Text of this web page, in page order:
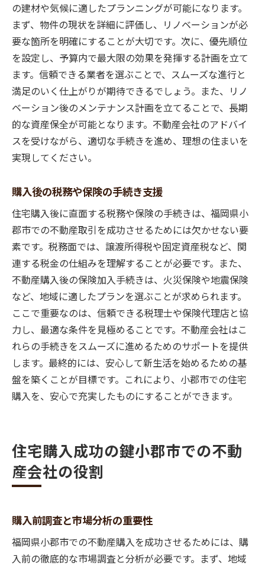
の建材や気候に適したプランニングが可能になります。
まず、物件の現状を詳細に評価し、リノベーションが必
要な箇所を明確にすることが大切です。次に、優先順位
を設定し、予算内で最大限の効果を発揮する計画を立て
ます。信頼できる業者を選ぶことで、スムーズな進行と
満足のいく仕上がりが期待できるでしょう。また、リノ
ベーション後のメンテナンス計画を立てることで、長期
的な資産保全が可能となります。不動産会社のアドバイ
スを受けながら、適切な手続きを進め、理想の住まいを
実現してください。
購入後の税務や保険の手続き支援
住宅購入後に直面する税務や保険の手続きは、福岡県小
郡市での不動産取引を成功させるためには欠かせない要
素です。税務面では、譲渡所得税や固定資産税など、関
連する税金の仕組みを理解することが必要です。また、
不動産購入後の保険加入手続きは、火災保険や地震保険
など、地域に適したプランを選ぶことが求められます。
ここで重要なのは、信頼できる税理士や保険代理店と協
力し、最適な条件を見極めることです。不動産会社はこ
れらの手続きをスムーズに進めるためのサポートを提供
します。最終的には、安心して新生活を始めるための基
盤を築くことが目標です。これにより、小郡市での住宅
購入を、安心で充実したものにすることができます。
住宅購入成功の鍵小郡市での不動
産会社の役割
購入前調査と市場分析の重要性
福岡県小郡市での不動産購入を成功させるためには、購
入前の徹底的な市場調査と分析が必要です。まず、地域